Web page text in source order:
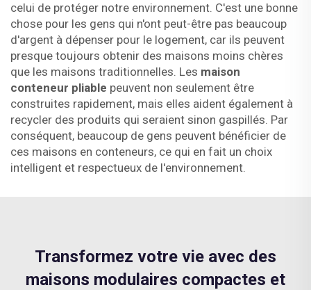
celui de protéger notre environnement. C'est une bonne
chose pour les gens qui n'ont peut-être pas beaucoup
d'argent à dépenser pour le logement, car ils peuvent
presque toujours obtenir des maisons moins chères
que les maisons traditionnelles. Les maison
conteneur pliable peuvent non seulement être
construites rapidement, mais elles aident également à
recycler des produits qui seraient sinon gaspillés. Par
conséquent, beaucoup de gens peuvent bénéficier de
ces maisons en conteneurs, ce qui en fait un choix
intelligent et respectueux de l'environnement.
Transformez votre vie avec des
maisons modulaires compactes et